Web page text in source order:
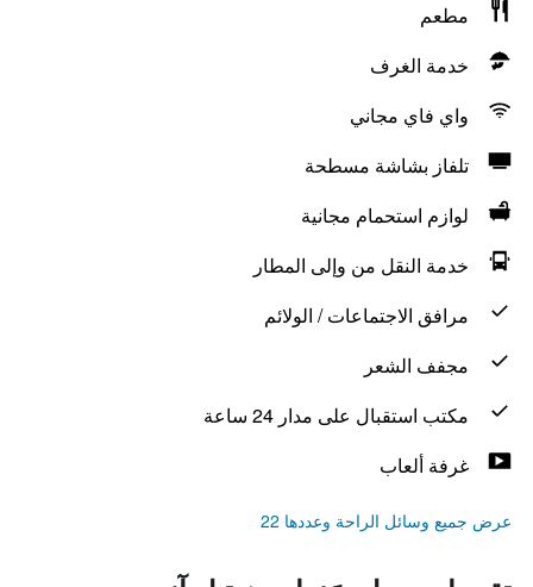
مطعم
خدمة الغرف
واي فاي مجاني
تلفاز بشاشة مسطحة
لوازم استحمام مجانية
خدمة النقل من وإلى المطار
مرافق الاجتماعات / الولائم
مجفف الشعر
مكتب استقبال على مدار 24 ساعة
غرفة ألعاب
عرض جميع وسائل الراحة وعددها 22